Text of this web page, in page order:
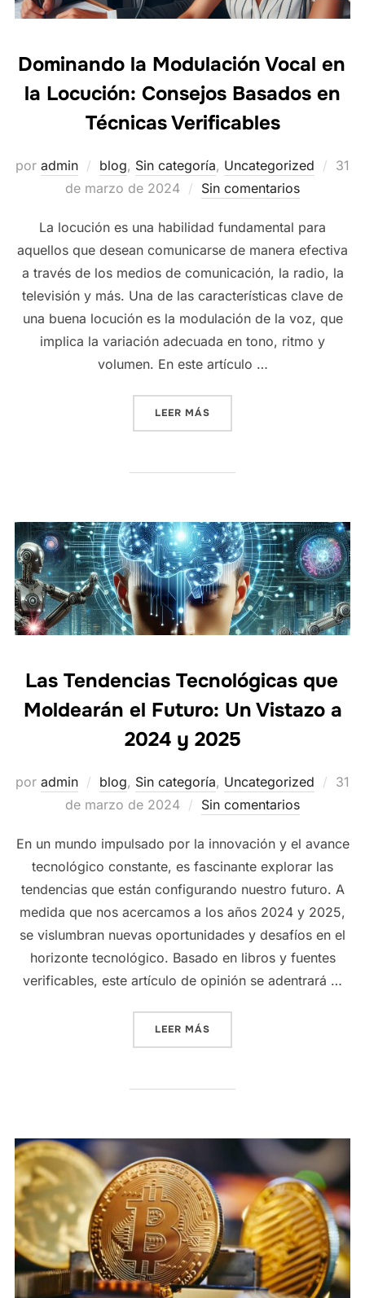
Dominando la Modulación Vocal en
la Locución: Consejos Basados en
Técnicas Verificables
por admin blog, Sin categoría, Uncategorized
31
de marzo de 2024
Sin comentarios
La locución es una habilidad fundamental para
aquellos que desean comunicarse de manera efectiva
a través de los medios de comunicación, la radio, la
televisión y más. Una de las características clave de
una buena locución es la modulación de la voz, que
implica la variación adecuada en tono, ritmo y
volumen. En este artículo …
LEER MÁS
Las Tendencias Tecnológicas que
Moldearán el Futuro: Un Vistazo a
2024 y 2025
por admin blog, Sin categoría, Uncategorized
31
de marzo de 2024
Sin comentarios
En un mundo impulsado por la innovación y el avance
tecnológico constante, es fascinante explorar las
tendencias que están configurando nuestro futuro. A
medida que nos acercamos a los años 2024 y 2025,
se vislumbran nuevas oportunidades y desafíos en el
horizonte tecnológico. Basado en libros y fuentes
verificables, este artículo de opinión se adentrará …
LEER MÁS